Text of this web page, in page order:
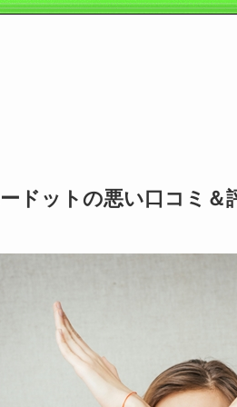
ドットの悪い口コミ＆